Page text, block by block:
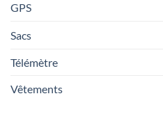
GPS
Sacs
Télémètre
Vêtements